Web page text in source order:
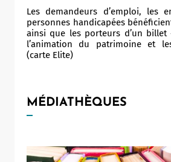
Les demandeurs d’emploi, les
personnes handicapées
ainsi que les porteurs d’un
l’animation du patrimoine et
(carte Elite)
MÉDIATHÈQUES